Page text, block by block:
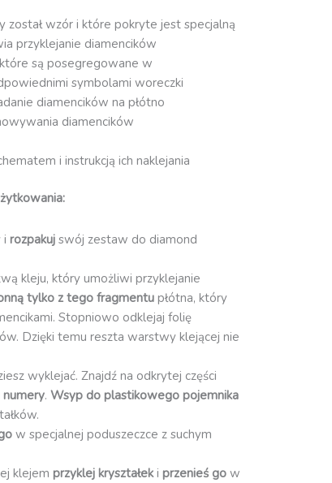
został wzór i które pokryte jest specjalną
przyklejanie diamencików
są posegregowane w
symbolami woreczki
diamencików na płótno
diamencików
i instrukcją ich naklejania
i rozpakuj swój zestaw do diamond
kleju, który umożliwi przyklejanie
tylko z tego fragmentu płótna, który
Stopniowo odklejaj folię
Dzięki temu reszta warstwy klejącej nie
wyklejać. Znajdź na odkrytej części
. Wsyp do plastikowego pojemnika
w specjalnej poduszeczce z suchym
klejem przyklej kryształeki przenieś go w